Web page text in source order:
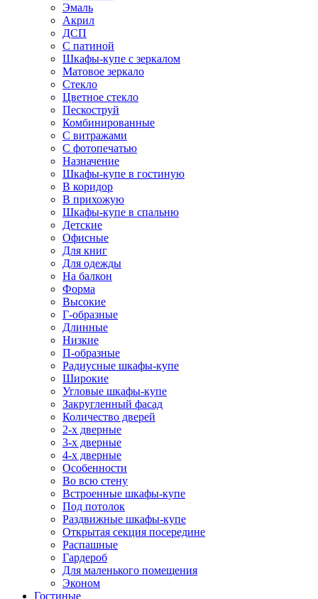
Эмаль
Акрил
ДСП
С патиной
Шкафы-купе с зеркалом
Матовое зеркало
Стекло
Цветное стекло
Пескоструй
Комбинированные
С витражами
С фотопечатью
Назначение
Шкафы-купе в гостиную
В коридор
В прихожую
Шкафы-купе в спальню
Детские
Офисные
Для книг
Для одежды
На балкон
Форма
Высокие
Г-образные
Длинные
Низкие
П-образные
Радиусные шкафы-купе
Широкие
Угловые шкафы-купе
Закругленный фасад
Количество дверей
2-х дверные
3-х дверные
4-х дверные
Особенности
Во всю стену
Встроенные шкафы-купе
Под потолок
Раздвижные шкафы-купе
Открытая секция посередине
Распашные
Гардероб
Для маленького помещения
Эконом
Гостиные